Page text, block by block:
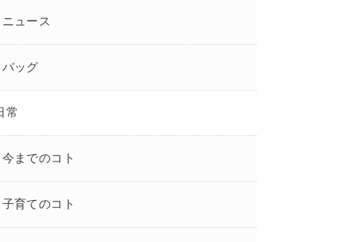
ニュース
バッグ
常
今までのコト
子育てのコト